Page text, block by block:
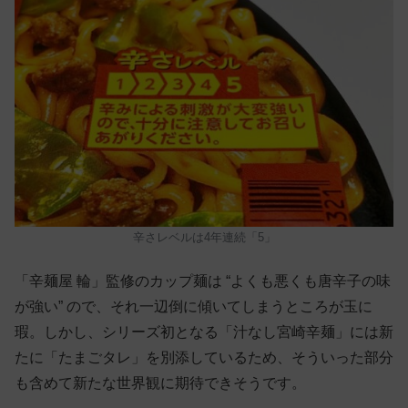
辛さレベルは4年連続「5」
「辛麺屋 輪」監修のカップ麺は “よくも悪くも唐辛子の味
が強い” ので、それ一辺倒に傾いてしまうところが玉に
瑕。しかし、シリーズ初となる「汁なし宮崎辛麺」には新
たに「たまごタレ」を別添しているため、そういった部分
も含めて新たな世界観に期待できそうです。